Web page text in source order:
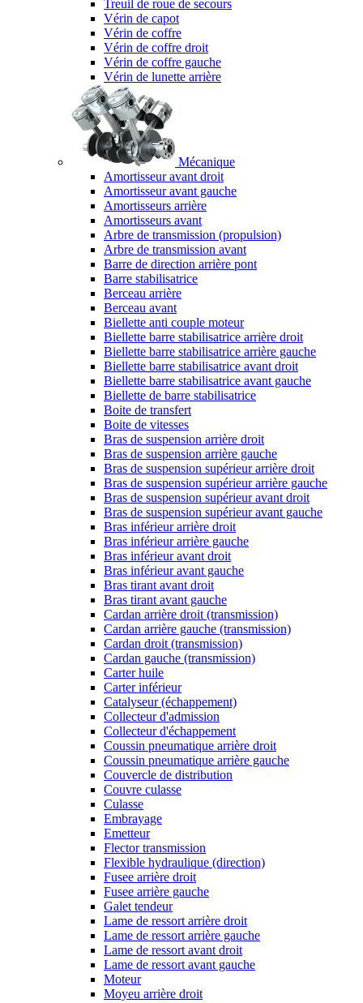
Treuil de roue de secours
Vérin de capot
Vérin de coffre
Vérin de coffre droit
Vérin de coffre gauche
Vérin de lunette arrière
Mécanique
Amortisseur avant droit
Amortisseur avant gauche
Amortisseurs arrière
Amortisseurs avant
Arbre de transmission (propulsion)
Arbre de transmission avant
Barre de direction arrière pont
Barre stabilisatrice
Berceau arrière
Berceau avant
Biellette anti couple moteur
Biellette barre stabilisatrice arrière droit
Biellette barre stabilisatrice arrière gauche
Biellette barre stabilisatrice avant droit
Biellette barre stabilisatrice avant gauche
Biellette de barre stabilisatrice
Boite de transfert
Boite de vitesses
Bras de suspension arrière droit
Bras de suspension arrière gauche
Bras de suspension supérieur arrière droit
Bras de suspension supérieur arrière gauche
Bras de suspension supérieur avant droit
Bras de suspension supérieur avant gauche
Bras inférieur arrière droit
Bras inférieur arrière gauche
Bras inférieur avant droit
Bras inférieur avant gauche
Bras tirant avant droit
Bras tirant avant gauche
Cardan arrière droit (transmission)
Cardan arrière gauche (transmission)
Cardan droit (transmission)
Cardan gauche (transmission)
Carter huile
Carter inférieur
Catalyseur (échappement)
Collecteur d'admission
Collecteur d'échappement
Coussin pneumatique arrière droit
Coussin pneumatique arrière gauche
Couvercle de distribution
Couvre culasse
Culasse
Embrayage
Emetteur
Flector transmission
Flexible hydraulique (direction)
Fusee arrière droit
Fusee arrière gauche
Galet tendeur
Lame de ressort arrière droit
Lame de ressort arrière gauche
Lame de ressort avant droit
Lame de ressort avant gauche
Moteur
Moyeu arrière droit